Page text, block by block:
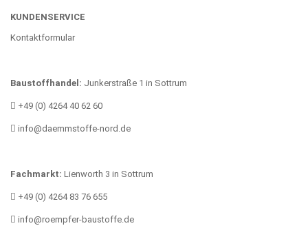
KUNDENSERVICE
Kontaktformular
Baustoffhandel: Junkerstraße 1 in Sottrum
+49 (0) 4264 40 62 60
info@daemmstoffe-nord.de
Fachmarkt: Lienworth 3 in Sottrum
+49 (0) 4264 83 76 655
info@roempfer-baustoffe.de